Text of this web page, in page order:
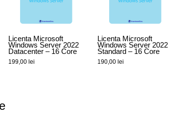
Licenta Microsoft
Windows Server 2022
Datacenter – 16 Core
199,00 lei
Licenta Microsoft
Windows Server 2022
Standard – 16 Core
190,00 lei